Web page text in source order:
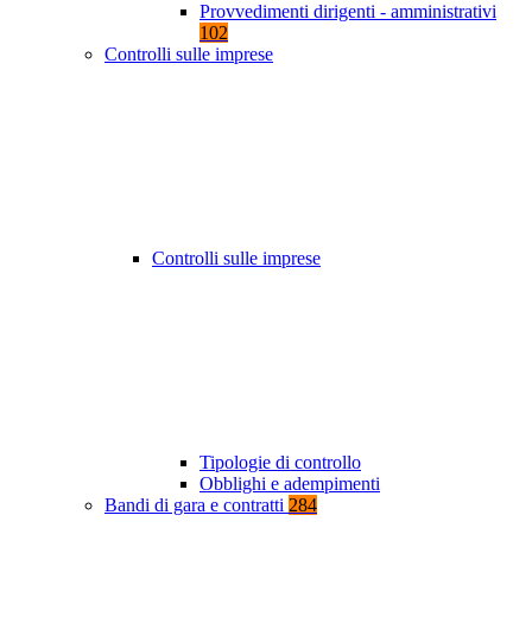
Provvedimenti dirigenti - amministrativi
102
Controlli sulle imprese
Controlli sulle imprese
Tipologie di controllo
Obblighi e adempimenti
Bandi di gara e contratti 284